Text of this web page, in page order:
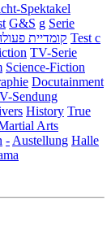
Spektakel
G&S g Serie
קומדיית Test c
TV-Serie
Science-Fiction
Docutainment
Sendung
History True
Arts
- Austellung Halle